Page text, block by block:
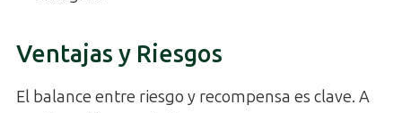
Ventajas y Riesgos
El balance entre riesgo y recompensa es clave. A